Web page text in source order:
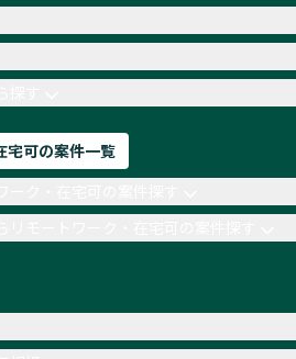
す
宅可の案件一覧
モートワーク・在宅可の案件探す